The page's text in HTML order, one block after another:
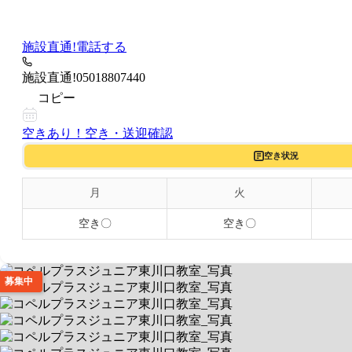
施設直通!電話する
施設直通!05018807440
コピー
空きあり！ 空き・送迎確認
空き状況
月 火
空き〇 空き〇
募集中